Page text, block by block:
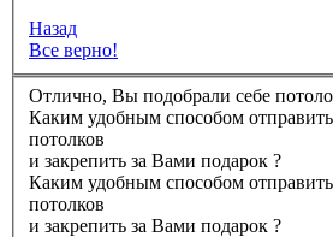
Назад
Все верно!
Отлично, Вы подобрали себе
Каким удобным способом отправить
потолков
и закрепить за Вами подарок ?
Каким удобным способом отправить
потолков
и закрепить за Вами подарок ?